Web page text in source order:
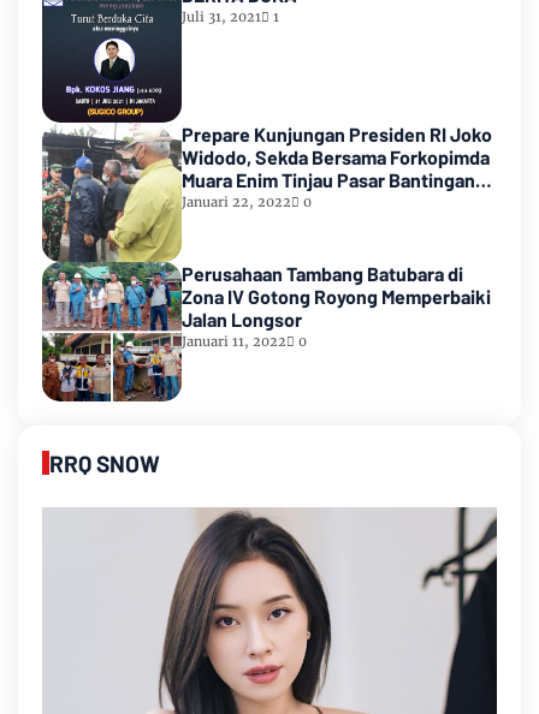
Juli 31, 2021 1
Prepare Kunjungan Presiden RI Joko
Widodo, Sekda Bersama Forkopimda
Muara Enim Tinjau Pasar Bantingan
Tanjung Enim
Januari 22, 2022 0
Perusahaan Tambang Batubara di
Zona IV Gotong Royong Memperbaiki
Jalan Longsor
Januari 11, 2022 0
RRQ SNOW